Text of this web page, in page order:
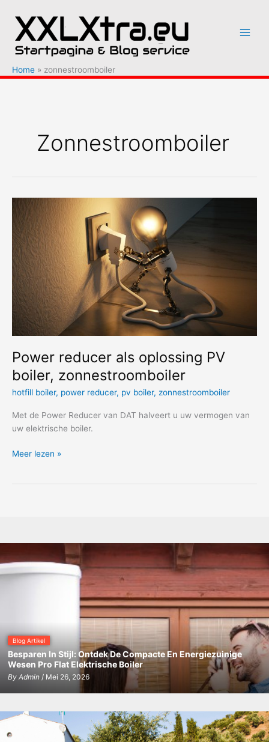
naar
inhoud
Home zonnestroomboiler
Zonnestroomboiler
Power reducer als oplossing PV
boiler, zonnestroomboiler
hotfill boiler, power reducer, pv boiler, zonnestroomboiler
Met de Power Reducer van DAT halveert u uw vermogen van
uw elektrische boiler.
Power
Meer lezen »
Blog Artikel
Besparen In Stijl: Ontdek De Compacte En Energiezuinige
Wesen Pro Flat Elektrische Boiler
By Admin/ Mei 26, 2026